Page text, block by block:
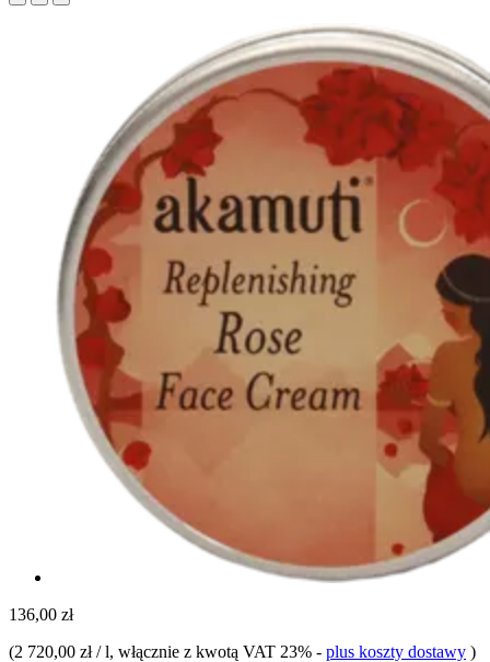
136,00 zł
(2 720,00 zł / l, włącznie z kwotą VAT 23% - plus koszty dostawy )